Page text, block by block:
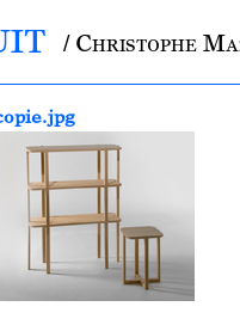
/ Christophe